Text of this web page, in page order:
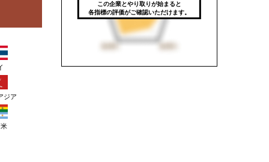
ジア
この企業とやり取りが始まると
各指標の評価がご確認いただけます。